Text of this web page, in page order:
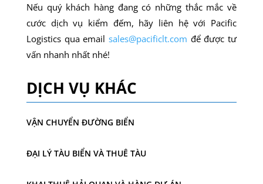
Nếu quý khách hàng đang có những thắc mắc về
cước dịch vụ kiểm đếm, hãy liên hệ với Pacific
Logistics qua email sales@pacificlt.com để được tư
vấn nhanh nhất nhé!
DỊCH VỤ KHÁC
VẬN CHUYỂN ĐƯỜNG BIỂN
ĐẠI LÝ TÀU BIỂN VÀ THUÊ TÀU